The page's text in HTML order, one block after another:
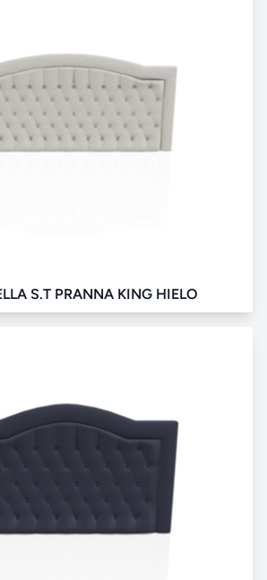
S.T PRANNA KING HIELO